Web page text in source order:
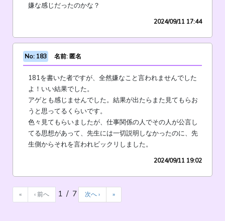
嫌な感じだったのかな？
2024/09/11 17:44
No: 183 名前: 匿名
181を書いた者ですが、全然嫌なこと言われませんでした
よ！いい結果でした。
アゲとも感じませんでした。結果が出たらまた見てもらお
うと思ってるくらいです。
色々見てもらいましたが、仕事関係の人でその人が公言し
てる思想があって、先生には一切説明しなかったのに、先
生側からそれを言われビックリしました。
2024/09/11 19:02
« ‹ 前へ 1 / 7 次へ › »